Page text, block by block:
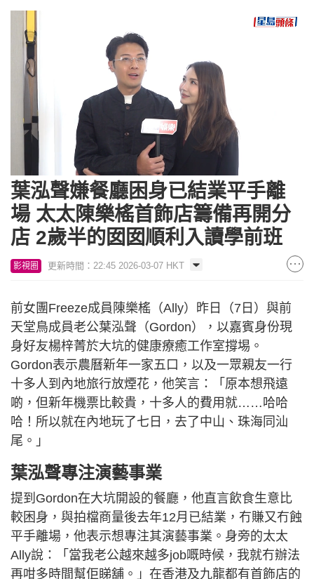
Unmute Loaded
10.97%
葉泓聲嫌餐廳困身已結業平手離
場 太太陳樂榣首飾店籌備再開分
店 2歲半的囡囡順利入讀學前班
影視圈 更新時間：22:45 2026-03-07 HKT
前女團Freeze成員陳樂榣（Ally）昨日（7日）與前
天堂鳥成員老公葉泓聲（Gordon），以嘉賓身份現
身好友楊梓菁於大坑的健康療癒工作室撐埸。
Gordon表示農曆新年一家五口，以及一眾親友一行
十多人到內地旅行放煙花，他笑言：「原本想飛遠
啲，但新年機票比較貴，十多人的費用就……哈哈
哈！所以就在內地玩了七日，去了中山、珠海同汕
尾。」
葉泓聲專注演藝事業
提到Gordon在大坑開設的餐廳，他直言飲食生意比
較困身，與拍檔商量後去年12月已結業，冇賺又冇蝕
平手離場，他表示想專注其演藝事業。身旁的太太
Ally說：「當我老公越來越多job嘅時候，我就冇辦法
再咁多時間幫佢睇舖。」在香港及九龍都有首飾店的